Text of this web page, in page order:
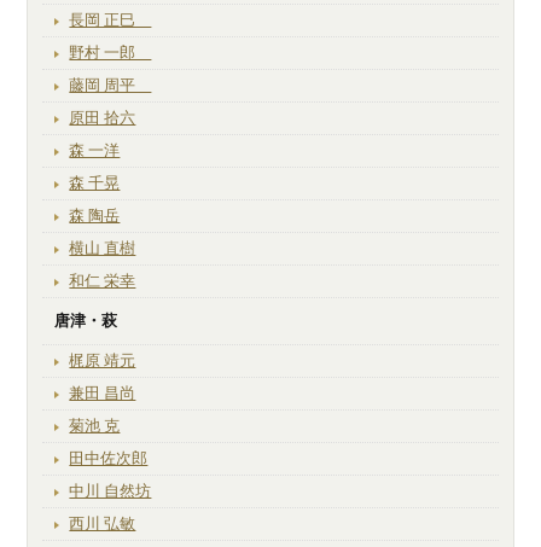
長岡 正巳
野村 一郎
藤岡 周平
原田 拾六
森 一洋
森 千晃
森 陶岳
横山 直樹
和仁 栄幸
唐津・萩
梶原 靖元
兼田 昌尚
菊池 克
田中佐次郎
中川 自然坊
西川 弘敏